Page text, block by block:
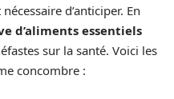
d’anticiper. En
d’aliments essentiels
sur la santé. Voici les
concombre :